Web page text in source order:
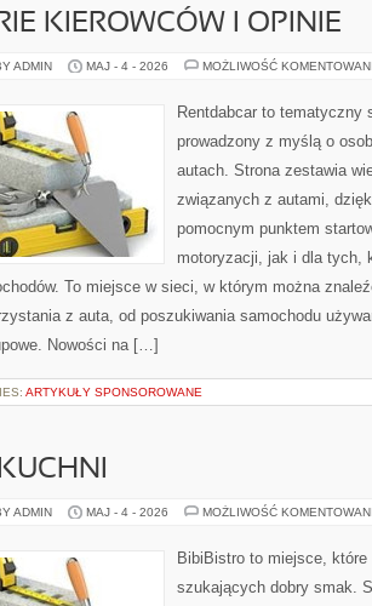
KIEROWCÓW I OPINIE
ADMIN MAJ - 4 - 2026 MOŻLIWOŚĆ
Rentdabcar to tematyczny
prowadzony z myślą o
autach. Strona zestawia
związanych z autami,
pomocnym punktem
motoryzacji, jak i dla tych,
To miejsce w sieci, w którym można
z auta, od poszukiwania samochodu
Nowości na […]
ARTYKUŁY SPONSOROWANE
ADMIN MAJ - 4 - 2026 MOŻLIWOŚĆ
BibiBistro to miejsce,
szukających dobry smak.